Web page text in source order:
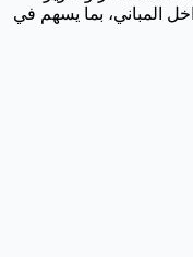
المباني، بما يسهم في